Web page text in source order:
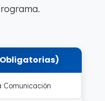
(Obligatorias)
Comunicación